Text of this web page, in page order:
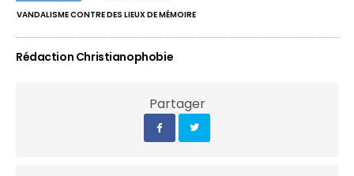
VANDALISME CONTRE DES LIEUX DE MÉMOIRE
Rédaction Christianophobie
Partager